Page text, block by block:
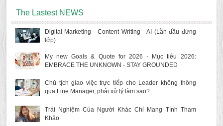
The Lastest NEWS
Digital Marketing - Content Writing - AI (Lần đầu đứng
lớp)
My new Goals & Quote for 2026 - Mục tiêu 2026:
EMBRACE THE UNKNOWN - STAY GROUNDED
Chủ tịch giao việc trực tiếp cho Leader không thông
qua Line Manager, phải xử lý làm sao?
Trải Nghiệm Của Người Khác Chỉ Mang Tính Tham
Khảo